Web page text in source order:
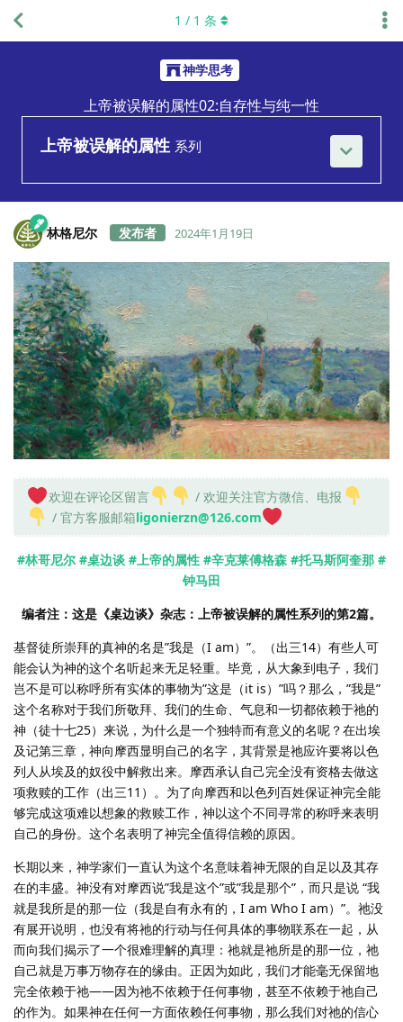
神学思考
上帝被误解的属性02:自存性与纯一性
上帝被误解的属性 系列
1 / 1 条
林格尼尔 2024年1月19日
欢迎在评论区留言
/ 欢迎关注官方微信、电报
/ 官方客服邮箱ligonierzn@126.com
#林哥尼尔 #桌边谈 #上帝的属性 #辛克莱傅格森 #托马斯阿奎那 #
钟马田
编者注：这是《桌边谈》杂志：上帝被误解的属性系列的第2篇。
基督徒所崇拜的真神的名是”我是（I am）”。（出三14）有些人可
能会认为神的这个名听起来无足轻重。毕竟，从大象到电子，我们
岂不是可以称呼所有实体的事物为”这是（it is）”吗？那么，”我是”
这个名称对于我们所敬拜、我们的生命、气息和一切都依赖于祂的
神（徒十七25）来说，为什么是一个独特而有意义的名呢？在出埃
及记第三章，神向摩西显明自己的名字，其背景是祂应许要将以色
列人从埃及的奴役中解救出来。摩西承认自己完全没有资格去做这
项救赎的工作（出三11）。为了向摩西和以色列百姓保证神完全能
够完成这项难以想象的救赎工作，神以这个不同寻常的称呼来表明
自己的身份。这个名表明了神完全值得信赖的原因。
长期以来，神学家们一直认为这个名意味着神无限的自足以及其存
在的丰盛。神没有对摩西说”我是这个”或”我是那个”，而只是说 “我
就是我所是的那一位（我是自有永有的，I am Who I am）”。祂没
有展开说明，也没有将祂的行动与任何具体的事物联系在一起，从
而向我们揭示了一个很难理解的真理：祂就是祂所是的那一位，祂
自己就是万事万物存在的缘由。正因为如此，我们才能毫无保留地
完全依赖于祂——因为祂不依赖于任何事物，甚至不依赖于祂自己
的作为。如果神在任何一方面依赖任何事物，那么我们对祂的信心